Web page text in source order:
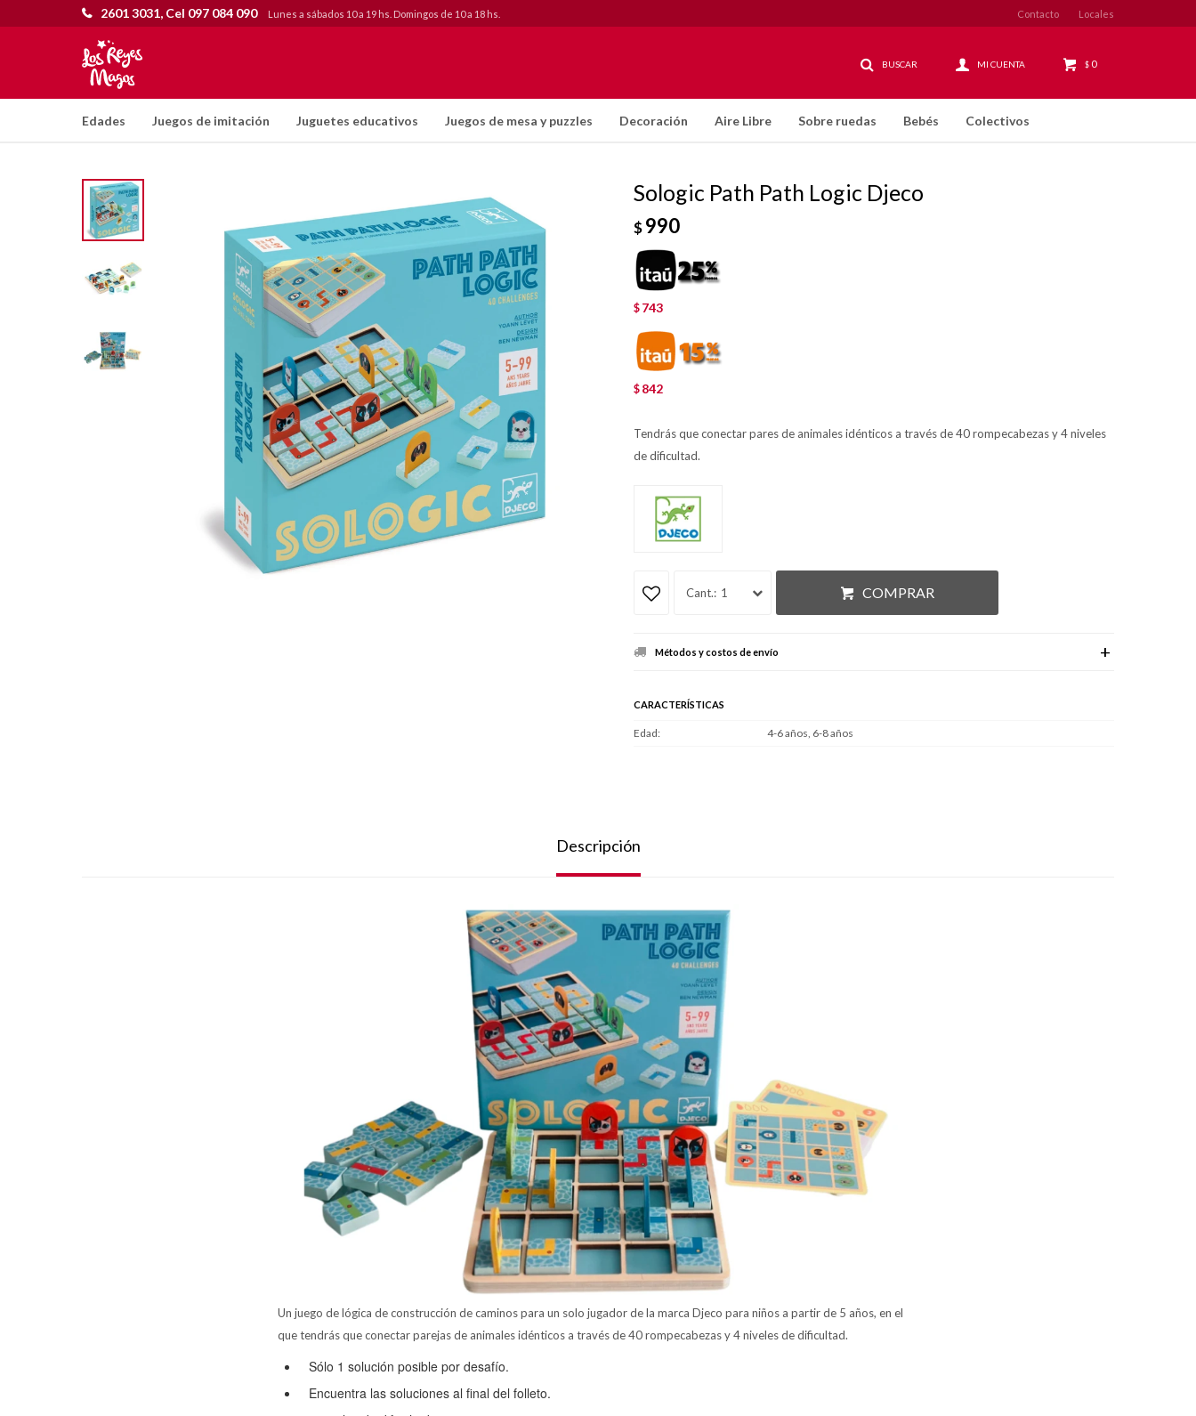
Edades Juegos de imitación Juguetes educativos Juegos de mesa y puzzles Decoración Aire Libre Sobre ruedas Bebés Colectivos
$ 0
2601 3031, Cel 097 084 090 Lunes a sábados 10 a 19 hs. Domingos de 10 a 18 hs. Contacto Locales
Sologic Path Path Logic Djeco
$990
$ 743
$ 842
Tendrás que conectar pares de animales idénticos a través de 40 rompecabezas y 4 niveles
de dificultad.
1 COMPRAR
Métodos y costos de envío
CARACTERÍSTICAS
Edad 4-6 años, 6-8 años
Descripción
Un juego de lógica de construcción de caminos para un solo jugador de la marca Djeco para niños a partir de 5 años, en el
que tendrás que conectar parejas de animales idénticos a través de 40 rompecabezas y 4 niveles de dificultad.
Sólo 1 solución posible por desafío.
Encuentra las soluciones al final del folleto.